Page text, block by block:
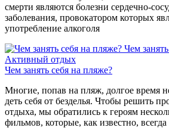
смерти являются болезни сердечно-
заболевания, провокатором которых
употребление алкоголя
Чем
Активный отдых
Чем занять себя на пляже?
Многие, попав на пляж, долгое время
деть себя от безделья. Чтобы решить
отдыха, мы обратились к героям
фильмов, которые, как известно,